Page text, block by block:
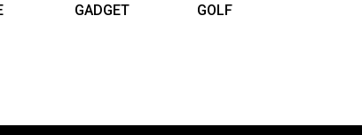
GADGET GOLF